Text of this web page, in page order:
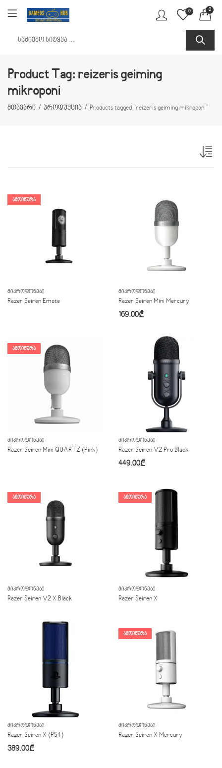
0 0
Product Tag: reizeris geiming
mikroponi
მთავარი პროდუქცია Products tagged “reizeris geiming mikroponi”
ᲐᲛᲝᲘᲬᲣᲠᲐ
ᲛᲘᲙᲠᲝᲤᲝᲜᲔᲑᲘ
Razer Seiren Emote
ᲛᲘᲙᲠᲝᲤᲝᲜᲔᲑᲘ
Razer Seiren Mini Mercury
169.00₾
ᲐᲛᲝᲘᲬᲣᲠᲐ
ᲛᲘᲙᲠᲝᲤᲝᲜᲔᲑᲘ
Razer Seiren Mini QUARTZ (Pink)
ᲛᲘᲙᲠᲝᲤᲝᲜᲔᲑᲘ
Razer Seiren V2 Pro Black
449.00₾
ᲐᲛᲝᲘᲬᲣᲠᲐ
ᲛᲘᲙᲠᲝᲤᲝᲜᲔᲑᲘ
Razer Seiren V2 X Black
ᲐᲛᲝᲘᲬᲣᲠᲐ
ᲛᲘᲙᲠᲝᲤᲝᲜᲔᲑᲘ
Razer Seiren X
ᲛᲘᲙᲠᲝᲤᲝᲜᲔᲑᲘ
Razer Seiren X (PS4)
389.00₾
ᲐᲛᲝᲘᲬᲣᲠᲐ
ᲛᲘᲙᲠᲝᲤᲝᲜᲔᲑᲘ
Razer Seiren X Mercury